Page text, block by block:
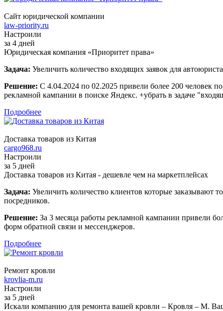
Сайт юридической компании
law-priority.ru
Настроили
за 4 дней
Юридическая компания «Приоритет права»
Задача: Увеличить количество входящих заявок для
Решение: С 4.04.2024 по 02.2025 привели более 200 человек
рекламной кампании в поиске Яндекс. +убрать в задаче
Подробнее
Доставка товаров из Китая
cargo968.ru
Настроили
за 5 дней
Доставка товаров из Китая - дешевле чем на маркетплейсах
Задача: Увеличить количество клиентов которые заказывают
посредников.
Решение: За 3 месяца работы рекламной кампании привели
форм обратной связи и мессенджеров.
Подробнее
Ремонт кровли
krovlia-m.ru
Настроили
за 5 дней
Искали компанию для ремонта вашей кровли – Кровля – М.